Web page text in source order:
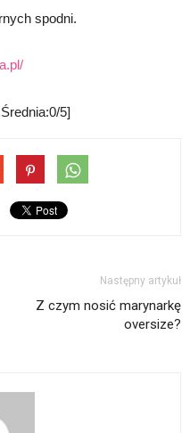
spodni.
5]
Następny artykuł
Z czym nosić marynarkę
oversize?